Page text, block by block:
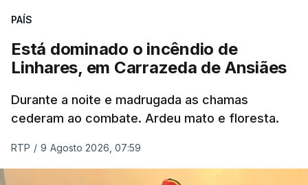
ESTE CONTEÚDO ESTÁ NESTE
PAÍS
Está dominado o incêndio de
Linhares, em Carrazeda de Ansiães
Durante a noite e madrugada as chamas
cederam ao combate. Ardeu mato e floresta.
RTP / 9 Agosto 2026, 07:59